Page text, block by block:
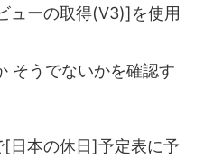
ューの取得(V3)]を使用
そうでないかを確認す
日本の休日]予定表に予